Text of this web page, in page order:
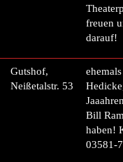
freuen
darauf!
Gutshof,
Neißetalstr. 53
Bill
haben!
03581-